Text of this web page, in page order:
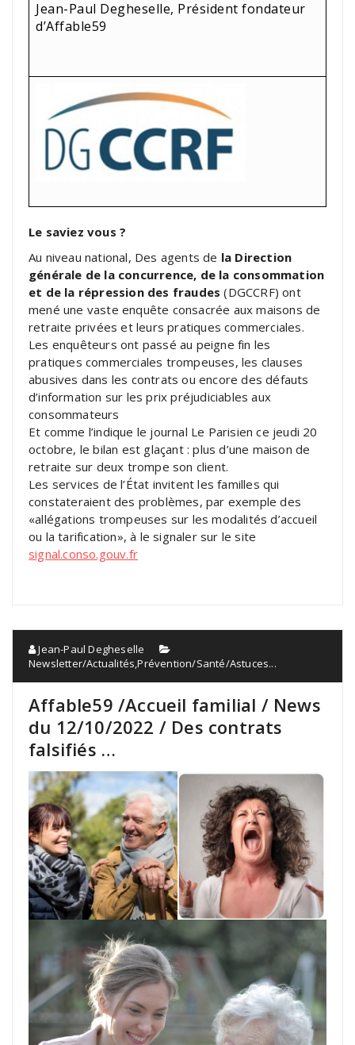
Jean-Paul Degheselle, Président fondateur
d’Affable59
Le saviez vous ?
Au niveau national, Des agents de la Direction
générale de la concurrence, de la consommation
et de la répression des fraudes (DGCCRF) ont
mené une vaste enquête consacrée aux maisons de
retraite privées et leurs pratiques commerciales.
Les enquêteurs ont passé au peigne fin les
pratiques commerciales trompeuses, les clauses
abusives dans les contrats ou encore des défauts
d’information sur les prix préjudiciables aux
consommateurs
Et comme l’indique le journal Le Parisien ce jeudi 20
octobre, le bilan est glaçant : plus d’une maison de
retraite sur deux trompe son client.
Les services de l’État invitent les familles qui
constateraient des problèmes, par exemple des
«allégations trompeuses sur les modalités d’accueil
ou la tarification», à le signaler sur le site
signal.conso.gouv.fr
Jean-Paul Degheselle
Newsletter/Actualités,Prévention/Santé/Astuces...
Affable59 /Accueil familial / News
du 12/10/2022 / Des contrats
falsifiés …